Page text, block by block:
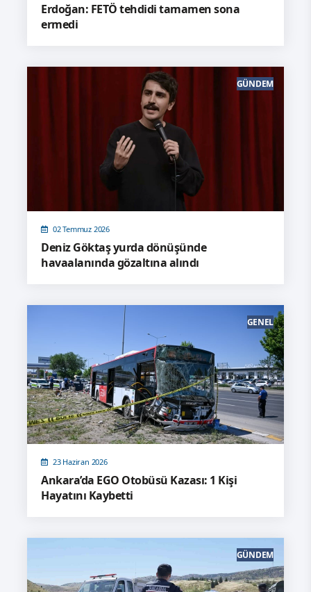
Erdoğan: FETÖ tehdidi tamamen sona
ermedi
02 Temmuz 2026
Deniz Göktaş yurda dönüşünde
havaalanında gözaltına alındı
GÜNDEM
23 Haziran 2026
Ankara’da EGO Otobüsü Kazası: 1 Kişi
Hayatını Kaybetti
GENEL
GÜNDEM